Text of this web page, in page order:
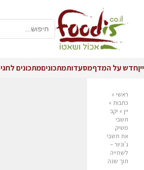
ייןחדש על המדףמסעדותמתכוניםמתכונים
ראשי »
כתבות »
יין » יקב
תשבי
משיק
את תשבי
ג'וניור –
לשתייה
תוך שנה